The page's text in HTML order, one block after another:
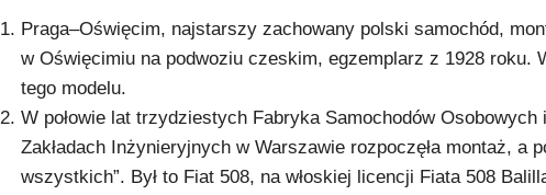
Praga–Oświęcim, najstarszy zachowany polski samochód,
w Oświęcimiu na podwoziu czeskim, egzemplarz z 1928 roku.
tego modelu.
W połowie lat trzydziestych Fabryka Samochodów
Zakładach Inżynieryjnych w Warszawie rozpoczęła montaż, a
wszystkich”. Był to Fiat 508, na włoskiej licencji Fiata 508